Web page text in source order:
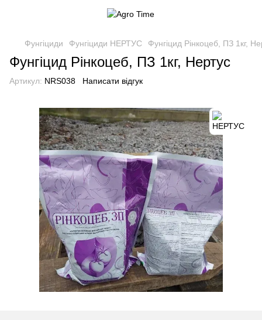
Фунгіциди Фунгіциди НЕРТУС Фунгіцид Рінкоцеб, ПЗ 1кг,
Фунгіцид Рінкоцеб, ПЗ 1кг, Нертус
Артикул: NRS038 Написати відгук